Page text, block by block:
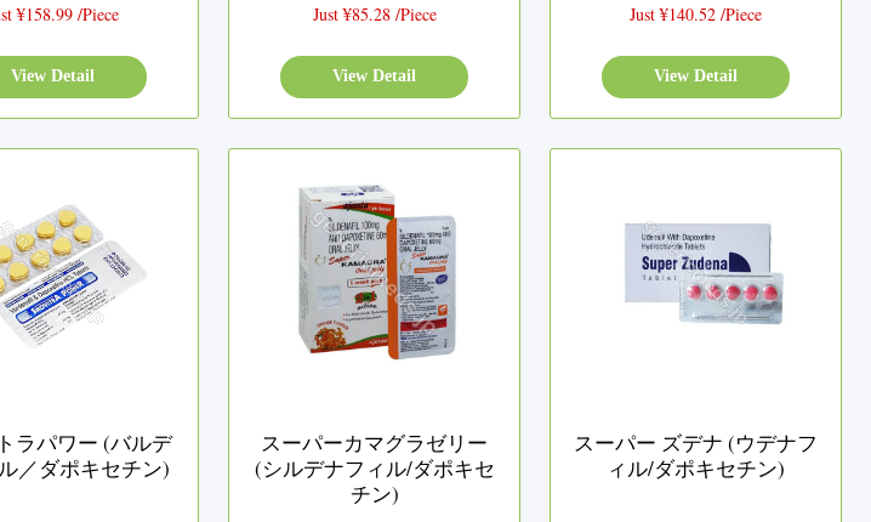
¥158.99 /Piece
View Detail
Just ¥85.28 /Piece
View Detail
Just ¥140.52 /Piece
View Detail
ラパワー (バルデ
／ダポキセチン)
スーパーカマグラゼリー
(シルデナフィル/ダポキセ
チン)
スーパー ズデナ (ウデナフ
ィル/ダポキセチン)